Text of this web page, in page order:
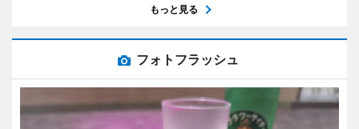
もっと見る
フォトフラッシュ